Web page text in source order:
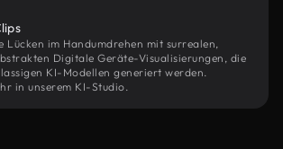
Lücken im Handumdrehen mit surrealen,
Digitale Geräte-Visualisierungen, die
KI-Modellen generiert werden.
in unserem KI-Studio.